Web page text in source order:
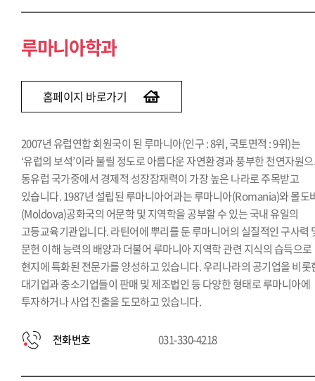
루마니아학과
홈페이지 바로가기
2007년 유럽연합 회원국이 된 루마니아(인구 : 8위, 국토면적 : 9위)는
‘유럽의 보석’이라 불릴 정도로 아름다운 자연환경과 풍부한 천연자원
동유럽 국가중에서 경제적 성장잠재력이 가장 높은 나라로 주목받고
있습니다. 1987년 설립된 루마니아어과는 루마니아(Romania)와 몰도
(Moldova)공화국의 어문학 및 지역학을 공부할 수 있는 국내 유일의
고등교육기관입니다. 라틴어에 뿌리를 둔 루마니어의 실질적인 구사력
문헌 이해 능력의 배양과 더불어 루마니아 지역학 관련 지식의 습득으로
현지에 특화된 전문가를 양성하고 있습니다. 우리나라의 공기업을 비롯
대기업과 중소기업들이 판매 및 제조법인 등 다양한 형태로 루마니아에
투자하거나 사업 진출을 도모하고 있습니다.
전화번호 031-330-4218